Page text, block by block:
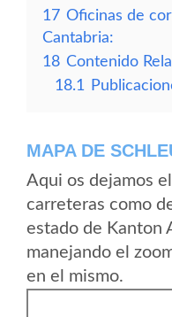
17 Oficinas de
Cantabria:
18 Contenido
18.1
MAPA DE
Aqui os dejamos
carreteras como
estado de Kanton
manejando el
en el mismo.